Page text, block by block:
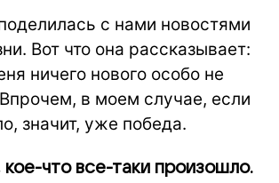
с нами новостями
Вот что она рассказывает:
ничего нового особо не
в моем случае, если
значит, уже победа.
кое-что все-таки произошло.